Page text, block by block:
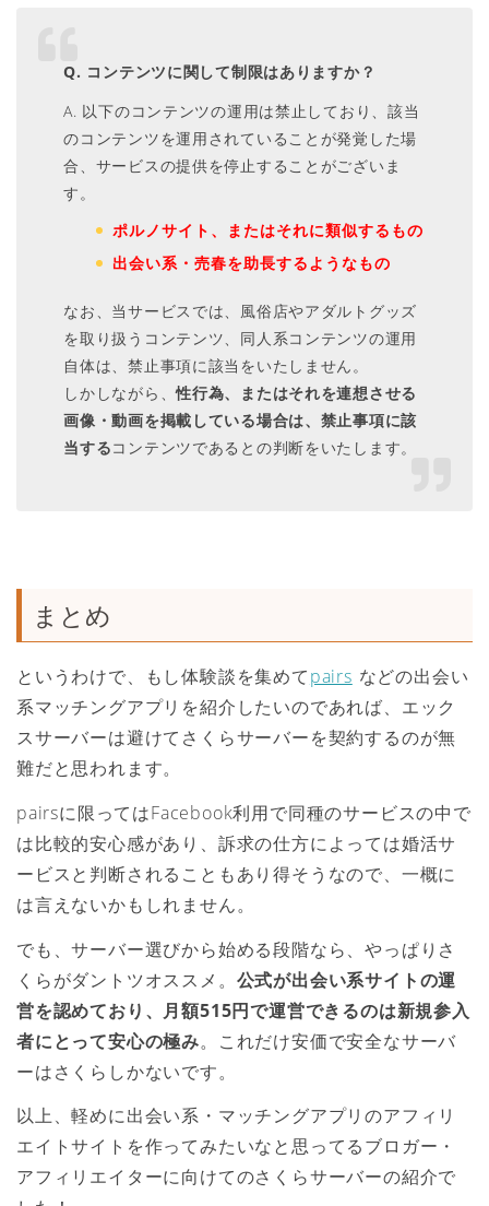
Q. コンテンツに関して制限はありますか？
A. 以下のコンテンツの運用は禁止しており、該当
のコンテンツを運用されていることが発覚した場
合、サービスの提供を停止することがございま
す。
ポルノサイト、またはそれに類似するもの
出会い系・売春を助長するようなもの
なお、当サービスでは、風俗店やアダルトグッズ
を取り扱うコンテンツ、同人系コンテンツの運用
自体は、禁止事項に該当をいたしません。
しかしながら、性行為、またはそれを連想させる
画像・動画を掲載している場合は、禁止事項に該
当するコンテンツであるとの判断をいたします。
まとめ
というわけで、もし体験談を集めてpairs などの出会い
系マッチングアプリを紹介したいのであれば、エック
スサーバーは避けてさくらサーバーを契約するのが無
難だと思われます。
pairsに限ってはFacebook利用で同種のサービスの中で
は比較的安心感があり、訴求の仕方によっては婚活サ
ービスと判断されることもあり得そうなので、一概に
は言えないかもしれません。
でも、サーバー選びから始める段階なら、やっぱりさ
くらがダントツオススメ。 公式が出会い系サイトの運
営を認めており、月額515円で運営できるのは新規参入
者にとって安心の極み。これだけ安価で安全なサーバ
ーはさくらしかないです。
以上、軽めに出会い系・マッチングアプリのアフィリ
エイトサイトを作ってみたいなと思ってるブロガー・
アフィリエイターに向けてのさくらサーバーの紹介で